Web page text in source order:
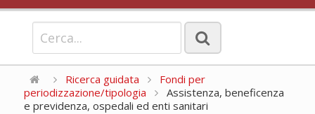
Ricerca guidata
Fondi per
periodizzazione/tipologia
Assistenza, beneficenza
e previdenza, ospedali ed enti sanitari